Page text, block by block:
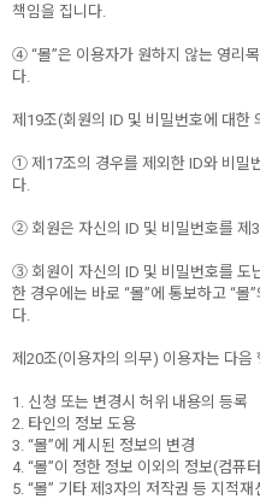
책임을 집니다.
④ “몰”은 이용자가 원하지 않는 영리
다.
제19조(회원의 ID 및 비밀번호에 대한
① 제17조의 경우를 제외한 ID와 비밀
다.
② 회원은 자신의 ID 및 비밀번호를 제
③ 회원이 자신의 ID 및 비밀번호를 도
한 경우에는 바로 “몰”에 통보하고 “몰
다.
제20조(이용자의 의무) 이용자는 다음
1. 신청 또는 변경시 허위 내용의 등록
2. 타인의 정보 도용
3. “몰”에 게시된 정보의 변경
4. “몰”이 정한 정보 이외의 정보(컴퓨
5. “몰” 기타 제3자의 저작권 등 지적재